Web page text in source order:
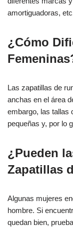
amortiguadoras,
¿Cómo
Las zapatillas de
anchas en el área
embargo, las tallas
pequeñas y, por lo
¿Pueden
Zapatillas
Algunas mujeres
hombre. Si
quedan bien,